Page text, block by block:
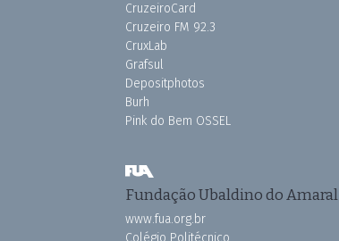
CruzeiroCard
Cruzeiro FM 92.3
CruxLab
Grafsul
Depositphotos
Burh
Pink do Bem OSSEL
Fundação Ubaldino do Amaral
www.fua.org.br
Colégio Politécnico